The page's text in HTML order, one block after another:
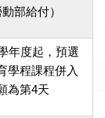
動部給付）
年度起，預選
學程課程併入
為第4天